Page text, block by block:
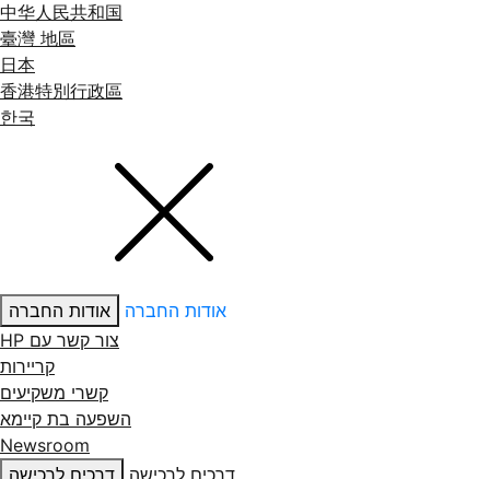
中华人民共和国
臺灣 地區
日本
香港特別行政區
한국
אודות החברה
אודות החברה
צור קשר עם ‏HP
קריירות
קשרי משקיעים
השפעה בת קיימא
Newsroom